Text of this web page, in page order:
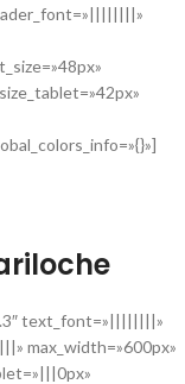
text_font=»||||||||»
max_width=»600px»